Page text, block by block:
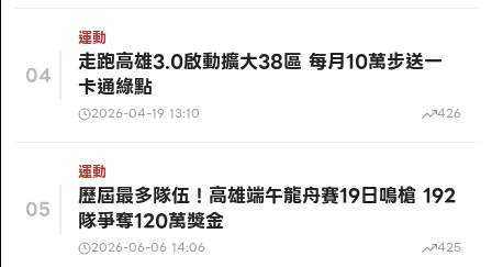
04
運動
走跑高雄3.0啟動擴大38區 每月10萬步送一
卡通綠點
2026-04-19 13:10 426
05
運動
歷屆最多隊伍！高雄端午龍舟賽19日鳴槍 192
隊爭奪120萬獎金
2026-06-06 14:06 425